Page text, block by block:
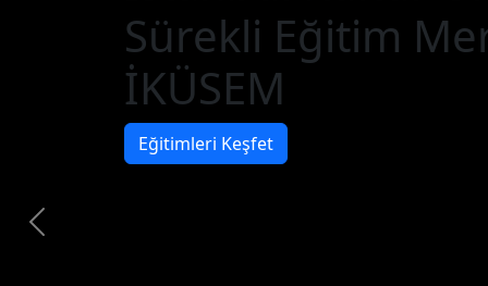
Sürekli Eğitim
İKÜSEM
Eğitimleri Keşfet